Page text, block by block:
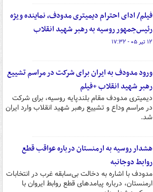
فیلم/ ادای احترام دیمیتری مدودف، نماینده ویژه
رئیس‌جمهور روسیه به رهبر شهید انقلاب
۱۲ تیر ۰۵ - ۱۷:۳۲
ورود مدودف به ایران برای شرکت در مراسم تشییع
رهبر شهید انقلاب +فیلم
دیمیتری مدودف مقام بلندپایه روسیه، برای شرکت
در مراسم وداع و تشییع رهبر شهید انقلاب وارد ایران
شد.
هشدار روسیه به ارمنستان درباره عواقب قطع
روابط دوجانبه
مدودف با اشاره به دخالت بی‌سابقه غرب در انتخابات
ارمنستان، درباره پیامدهای قطع روابط ایروان با